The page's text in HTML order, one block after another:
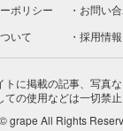
ポリシー
お問い
いて
採用情報
トに掲載の記事、写真な
ての使用などは一切禁止
© grape All Rights